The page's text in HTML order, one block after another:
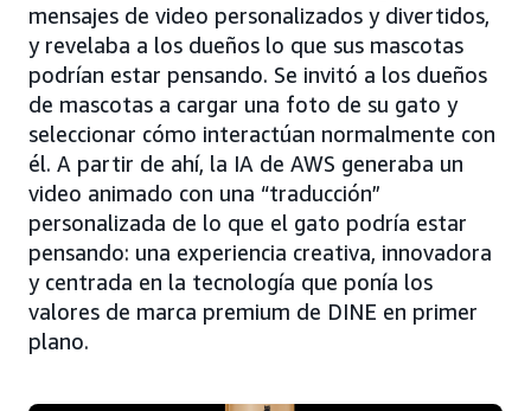
mensajes de video personalizados y divertidos,
y revelaba a los dueños lo que sus mascotas
podrían estar pensando. Se invitó a los dueños
de mascotas a cargar una foto de su gato y
seleccionar cómo interactúan normalmente con
él. A partir de ahí, la IA de AWS generaba un
video animado con una “traducción”
personalizada de lo que el gato podría estar
pensando: una experiencia creativa, innovadora
y centrada en la tecnología que ponía los
valores de marca premium de DINE en primer
plano.